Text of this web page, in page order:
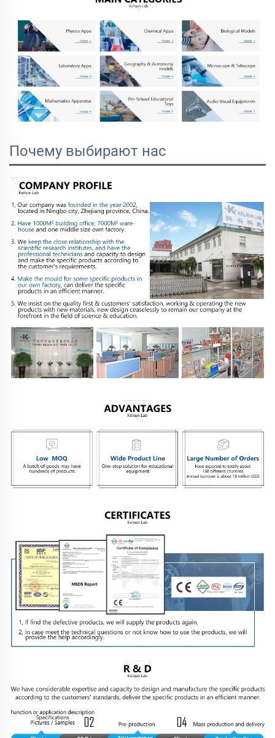
Почему выбирают нас